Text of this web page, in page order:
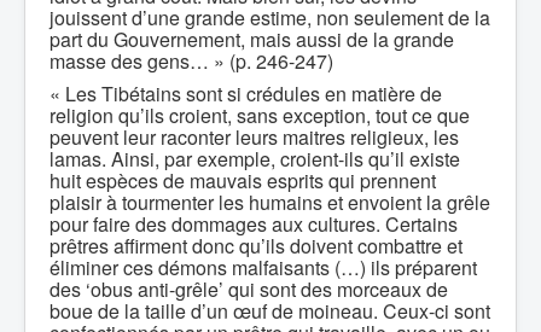
jouissent d’une grande estime, non seulement de la
part du Gouvernement, mais aussi de la grande
masse des gens… » (p. 246-247)
« Les Tibétains sont si crédules en matière de
religion qu’ils croient, sans exception, tout ce que
peuvent leur raconter leurs maitres religieux, les
lamas. Ainsi, par exemple, croient-ils qu’il existe
huit espèces de mauvais esprits qui prennent
plaisir à tourmenter les humains et envoient la grêle
pour faire des dommages aux cultures. Certains
prêtres affirment donc qu’ils doivent combattre et
éliminer ces démons malfaisants (…) ils préparent
des ‘obus anti-grêle’ qui sont des morceaux de
boue de la taille d’un œuf de moineau. Ceux-ci sont